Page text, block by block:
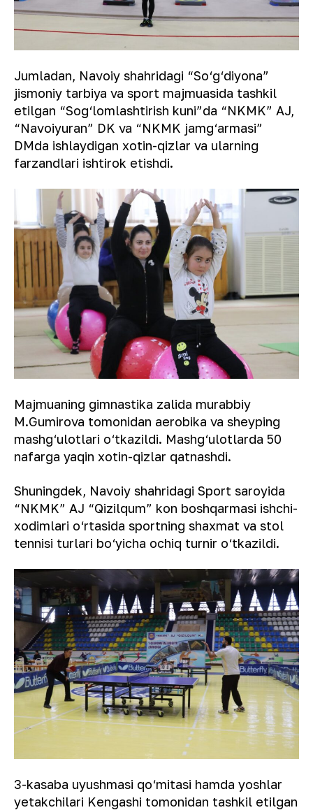
Jumladan, Navoiy shahridagi “So‘g‘diyona”
jismoniy tarbiya va sport majmuasida tashkil
etilgan “Sog‘lomlashtirish kuni”da “NKMK” AJ,
“Navoiyuran” DK va “NKMK jamg‘armasi”
DMda ishlaydigan xotin-qizlar va ularning
farzandlari ishtirok etishdi.
Majmuaning gimnastika zalida murabbiy
M.Gumirova tomonidan aerobika va sheyping
mashg‘ulotlari o‘tkazildi. Mashg‘ulotlarda 50
nafarga yaqin xotin-qizlar qatnashdi.
Shuningdek, Navoiy shahridagi Sport saroyida
“NKMK” AJ “Qizilqum” kon boshqarmasi ishchi-
xodimlari o‘rtasida sportning shaxmat va stol
tennisi turlari bo‘yicha ochiq turnir o‘tkazildi.
3-kasaba uyushmasi qo‘mitasi hamda yoshlar
yetakchilari Kengashi tomonidan tashkil etilgan